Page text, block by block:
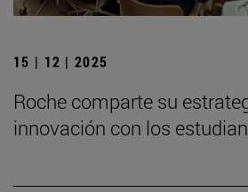
15 | 12 | 2025
Roche comparte su
innovación con los